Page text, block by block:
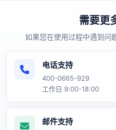
需要更
如果您在使用过程中遇到问
电话支持
400-0665-929
工作日 9:00-18:00
邮件支持